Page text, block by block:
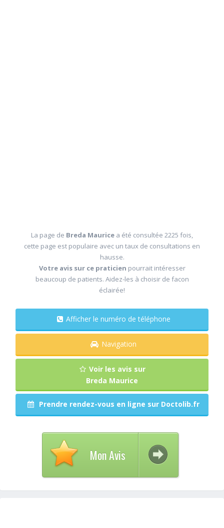
La page de Breda Maurice a été consultée 2225 fois,
cette page est populaire avec un taux de consultations en
hausse.
Votre avis sur ce praticien pourrait intéresser
beaucoup de patients. Aidez-les à choisir de facon
éclairée!
Afficher le numéro de téléphone
Navigation
Voir les avis sur
Breda Maurice
Prendre rendez-vous en ligne sur Doctolib.fr
Mon Avis